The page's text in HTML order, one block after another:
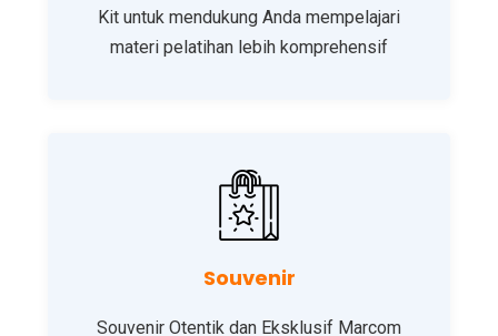
Kit untuk mendukung Anda mempelajari
materi pelatihan lebih komprehensif
Souvenir
Souvenir Otentik dan Eksklusif Marcom